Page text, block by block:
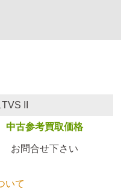
II
中古参考買取価格
お問合せ下さい
いて